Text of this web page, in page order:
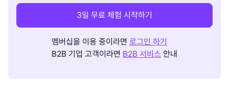
3일 무료 체험 시작하기
멤버십을 이용 중이라면 로그인 하기
B2B 기업 고객이라면 B2B 서비스 안내